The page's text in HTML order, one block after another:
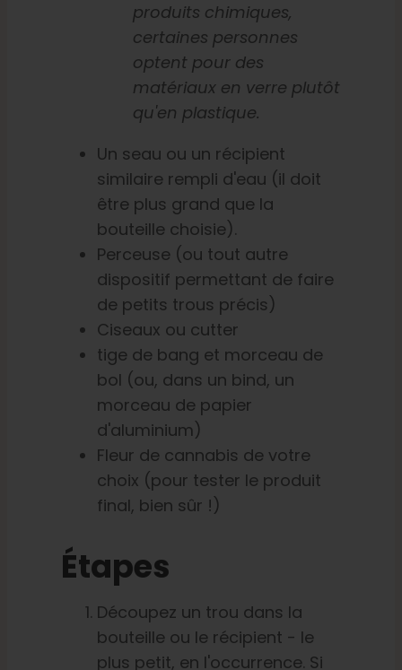
produits chimiques,
certaines personnes
optent pour des
matériaux en verre plutôt
qu'en plastique.
Un seau ou un récipient
similaire rempli d'eau (il doit
être plus grand que la
bouteille choisie).
Perceuse (ou tout autre
dispositif permettant de faire
de petits trous précis)
Ciseaux ou cutter
tige de bang et morceau de
bol (ou, dans un bind, un
morceau de papier
d'aluminium)
Fleur de cannabis de votre
choix (pour tester le produit
final, bien sûr !)
Étapes
Découpez un trou dans la
bouteille ou le récipient - le
plus petit, en l'occurrence. Si